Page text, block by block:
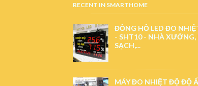
RECENT IN SMARTHOME
ĐỒNG HỒ LED ĐO
- SHT10 - NHÀ XƯỞNG,
SẠCH,...
MÁY ĐO NHIỆT ĐỘ ĐỘ